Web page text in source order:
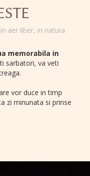
aer liber, in natura
memorabila in
sarbatori, va veti
vor duce in timp
zi minunata si prinse